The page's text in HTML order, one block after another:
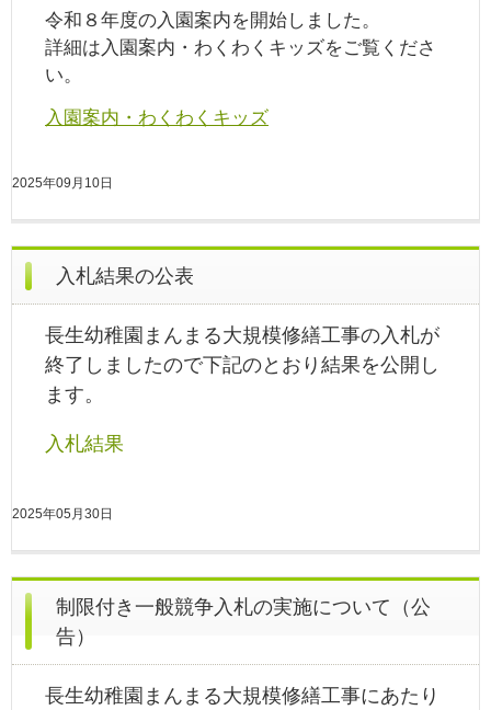
令和８年度の入園案内を開始しました。
詳細は入園案内・わくわくキッズをご覧くださ
い。
入園案内・わくわくキッズ
2025年09月10日
入札結果の公表
長生幼稚園まんまる大規模修繕工事の入札が
終了しましたので下記のとおり結果を公開し
ます。
入札結果
2025年05月30日
制限付き一般競争入札の実施について（公
告）
長生幼稚園まんまる大規模修繕工事にあたり